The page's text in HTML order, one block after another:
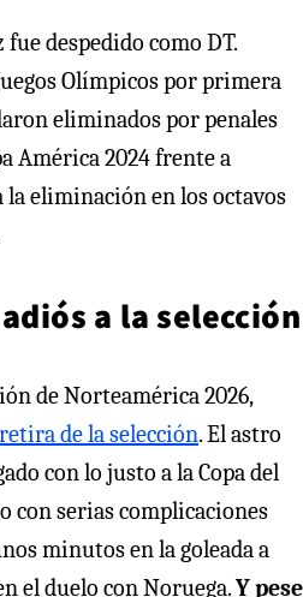
despedido como DT.
Olímpicos por primera
eliminados por penales
América 2024 frente a
la eliminación en los octavos
a la selección
de Norteamérica 2026,
de la selección. El astro
con lo justo a la Copa del
con serias complicaciones
minutos en la goleada a
el duelo con Noruega.Y pese